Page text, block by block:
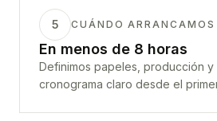
5 CUÁNDO ARRANCAMOS
En menos de 8 horas
Definimos papeles, producción y
cronograma claro desde el